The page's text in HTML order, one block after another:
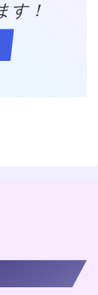
す！